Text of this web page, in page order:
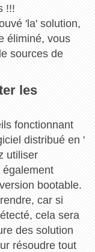
!!!
'la' solution,
éliminé, vous
sources de
les
fonctionnant
distribué en '
utiliser
également
bootable.
car si
cela sera
des solution
résoudre tout